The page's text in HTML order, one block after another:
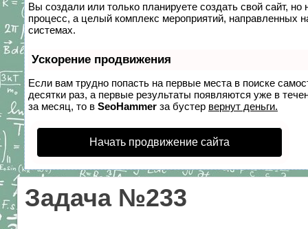
Вы создали или только планируете создать свой сайт,
процесс, а целый комплекс мероприятий, направленных
системах.
Ускорение продвижения
Если вам трудно попасть на первые места в поиске
десятки раз, а первые результаты появляются уже в
за месяц, то в SeoHammer за бустер вернут деньги.
Начать продвижение сайта
Задача №233